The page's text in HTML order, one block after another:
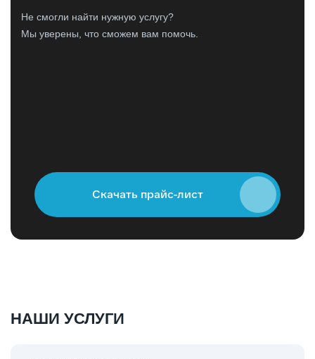
Не смогли найти нужную услугу?
Мы уверены, что сможем вам помочь.
Скачать прайс-лист
НАШИ УСЛУГИ